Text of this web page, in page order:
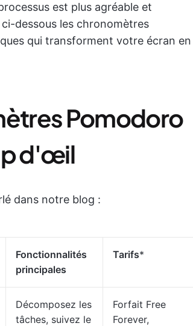
est plus agréable et
dessous les chronomètres
qui transforment votre écran en
Pomodoro
d'œil
dans notre blog :
Fonctionnalités
principales
Tarifs*
Décomposez les
tâches, suivez le
Forfait Free
Forever,